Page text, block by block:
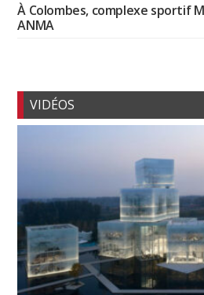
À Colombes, complexe sportif
ANMA
VIDÉOS